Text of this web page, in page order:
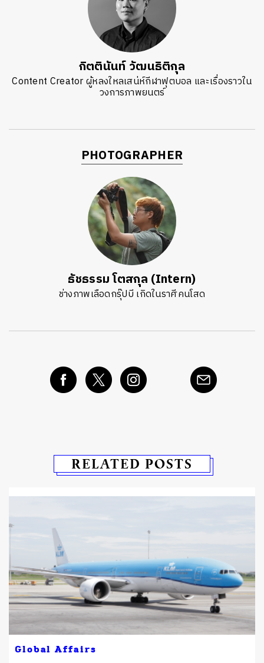
กิตตินันท์ วัฒนธิติกุล
Content Creator ผู้หลงใหลเสน่ห์กีฬาฟุตบอล และเรื่องราวใน
วงการภาพยนตร์
PHOTOGRAPHER
ธัชธรรม โตสกุล (Intern)
ช่างภาพเลือดกรุ๊ปบี เกิดในราศีคนโสด
RELATED POSTS
Global Affairs